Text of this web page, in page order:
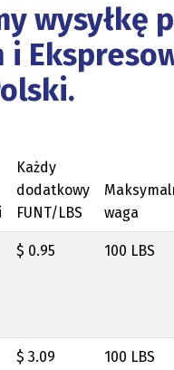
wysyłkę
i
Każdy
dodatkowy
FUNT/LBS
waga
$ 0.95 100 LBS
$ 3.09 100 LBS